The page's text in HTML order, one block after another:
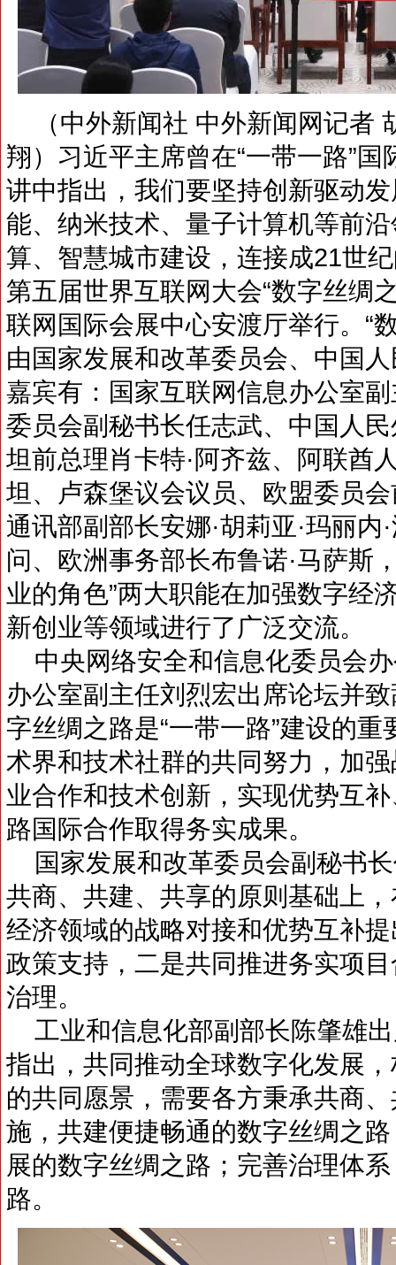
（中外新闻社 中外新闻网记者
翔）习近平主席曾在“一带一路”
讲中指出，我们要坚持创新驱动
能、纳米技术、量子计算机等前
算、智慧城市建设，连接成21世
第五届世界互联网大会“数字丝绸
联网国际会展中心安渡厅举行。“
由国家发展和改革委员会、中国
嘉宾有：国家互联网信息办公室
委员会副秘书长任志武、中国人
坦前总理肖卡特·阿齐兹、阿联酋
坦、卢森堡议会议员、欧盟委员
通讯部副部长安娜·胡莉亚·玛丽
问、欧洲事务部长布鲁诺·马萨斯
业的角色”两大职能在加强数字经
新创业等领域进行了广泛交流。
中央网络安全和信息化委员会
办公室副主任刘烈宏出席论坛并
字丝绸之路是“一带一路”建设的
术界和技术社群的共同努力，加
业合作和技术创新，实现优势互
路国际合作取得务实成果。
国家发展和改革委员会副秘书
共商、共建、共享的原则基础上
经济领域的战略对接和优势互补
政策支持，二是共同推进务实项
治理。
工业和信息化部副部长陈肇雄
指出，共同推动全球数字化发展
的共同愿景，需要各方秉承共商
施，共建便捷畅通的数字丝绸之
展的数字丝绸之路；完善治理体
路。